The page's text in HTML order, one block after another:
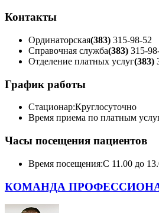
Контакты
Ординаторская(383) 315-98-52
Справочная служба(383) 315-
Отделение платных услуг(383)
График работы
Стационар:Круглосуточно
Время приема по платным
Часы посещения пациентов
Время посещения:С 11.00 до
КОМАНДА